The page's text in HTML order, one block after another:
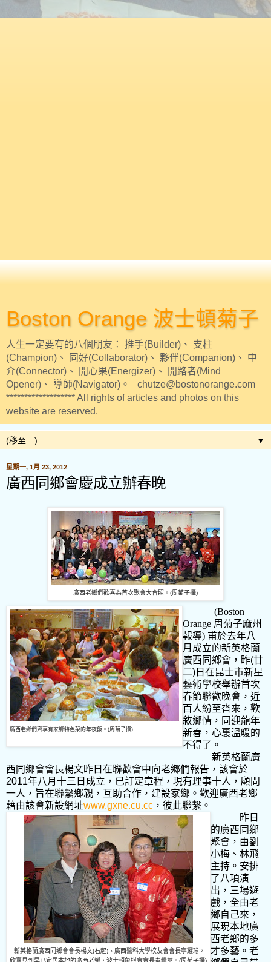
Boston Orange 波士頓菊子
人生一定要有的八個朋友： 推手(Builder)、 支柱
(Champion)、 同好(Collaborator)、 夥伴(Companion)、 中
介(Connector)、 開心果(Energizer)、 開路者(Mind
Opener)、 導師(Navigator)。 chutze@bostonorange.com
******************* All rights of articles and photos on this
website are reserved.
▼
星期一, 1月 23, 2012
廣西同鄉會慶成立辦春晚
廣西老鄉們歡喜為首次聚會大合照。 (周菊子攝)
廣西老鄉們齊享有家鄉特色菜的年夜飯。 ( 周 菊子攝)
(Boston
Orange 周菊子麻州
報導) 甫於去年八
月成立的新英格蘭
廣西同鄉會，昨(廿
二) 日在昆士市新星
藝術學校舉辦首次
春節聯歡晚會，近
百人紛至沓來，歡
敘鄉情，同迎龍年
新春，心裏溫暖的
不得了。
新英格蘭廣
西同鄉會會長楊文昨日在聯歡會中向老鄉們報告，該會於
2011年八月十三日成立，已訂定章程，現有理事十人，顧問
一人，旨在聯繫鄉親，互助合作，建設家鄉。歡迎廣西老鄉
藉由該會新設網址www.gxne.cu.cc ，彼此聯繫。
新英格蘭廣西同鄉會會長楊文(右起)、廣西醫科大學校友會會長寧耀瑜，
欣喜見到早已定居本地的廣西老鄉，波士頓象棋會會長秦繼華。 (周菊子攝)
昨日
的廣西同鄉
聚會，由劉
小梅、林飛
主持。安排
了八項演
出，三場遊
戲，全由老
鄉自己來，
展現本地廣
西老鄉的多
才多藝。老